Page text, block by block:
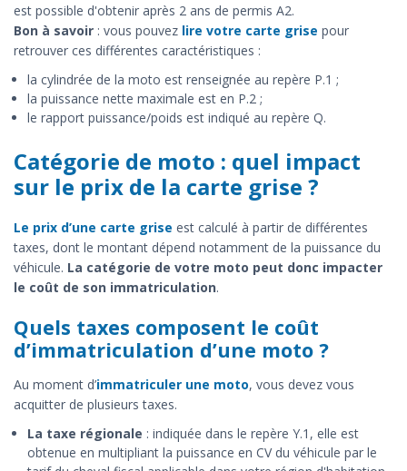
est possible d'obtenir après 2 ans de permis A2.
Bon à savoir : vous pouvez lire votre carte grise pour
retrouver ces différentes caractéristiques :
la cylindrée de la moto est renseignée au repère P.1 ;
la puissance nette maximale est en P.2 ;
le rapport puissance/poids est indiqué au repère Q.
Catégorie de moto : quel impact
sur le prix de la carte grise ?
Le prix d’une carte grise est calculé à partir de différentes
taxes, dont le montant dépend notamment de la puissance du
véhicule. La catégorie de votre moto peut donc impacter
le coût de son immatriculation.
Quels taxes composent le coût
d’immatriculation d’une moto ?
Au moment d’immatriculer une moto, vous devez vous
acquitter de plusieurs taxes.
La taxe régionale : indiquée dans le repère Y.1, elle est
obtenue en multipliant la puissance en CV du véhicule par le